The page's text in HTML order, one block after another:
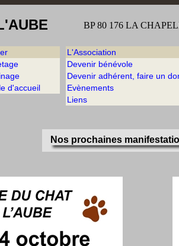
BP 80 176 LA
d'accueil
L'Association
Devenir bénévole
Devenir adhérent, faire un
Evènements
Liens
Nos prochaines